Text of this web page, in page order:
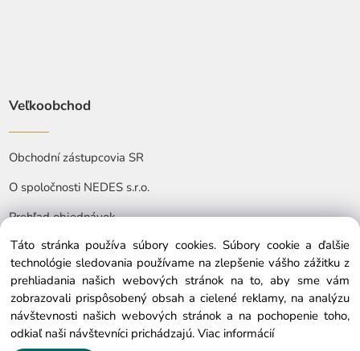
Veľkoobchod
Obchodní zástupcovia SR
O spoločnosti NEDES s.r.o.
Prehľad objednávok
© Copyright © 2025 nedes.sk, All rights reserved
Táto stránka používa súbory cookies. Súbory cookie a ďalšie
technológie sledovania používame na zlepšenie vášho zážitku z
prehliadania našich webových stránok na to, aby sme vám
zobrazovali prispôsobený obsah a cielené reklamy, na analýzu
návštevnosti našich webových stránok a na pochopenie toho,
odkiaľ naši návštevníci prichádzajú. Viac informácií